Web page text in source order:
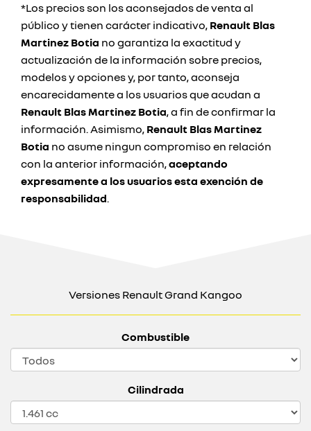
*Los precios son los aconsejados de venta al
público y tienen carácter indicativo, Renault Blas
Martinez Botia no garantiza la exactitud y
actualización de la información sobre precios,
modelos y opciones y, por tanto, aconseja
encarecidamente a los usuarios que acudan a
Renault Blas Martinez Botia, a fin de confirmar la
información. Asimismo, Renault Blas Martinez
Botia no asume ningun compromiso en relación
con la anterior información,aceptando
expresamente a los usuarios esta exención de
responsabilidad.
Versiones Renault Grand Kangoo
Combustible
Cilindrada